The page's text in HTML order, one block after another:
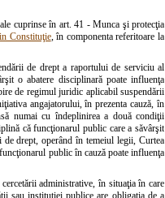
cuprinse în art. 41 - Munca şi protecţia
Constituţie, în componenta referitoare la
de drept a raportului de serviciu al
o abatere disciplinară poate influenţa
de regimul juridic aplicabil suspendării
angajatorului, în prezenta cauză, în
numai cu îndeplinirea a două condiţii
că funcţionarul public care a săvârşit
de drept, operând în temeiul legii, Curtea
public în cauză poate influenţa
administrative, în situaţia în care
sau instituţiei publice are obligaţia de a